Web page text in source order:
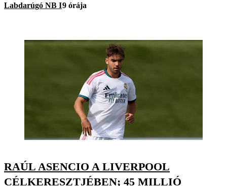
Labdarúgó NB I9 órája
RAÚL ASENCIO A LIVERPOOL
CÉLKERESZTJÉBEN; 45 MILLIÓ